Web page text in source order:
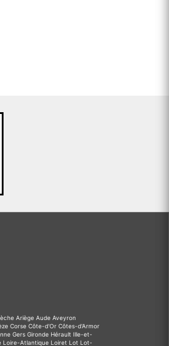
Ariège Aude Aveyron
Corse Côte-d'Or Côtes-d'Armor
Gers Gironde Hérault Ille-et-
Loire-Atlantique Loiret Lot Lot-